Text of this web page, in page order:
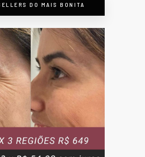
DO MAIS BONITA